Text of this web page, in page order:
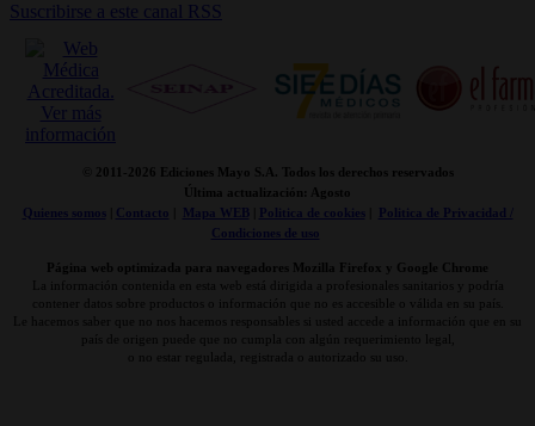
Suscribirse a este canal RSS
© 2011- 2026 Ediciones Mayo S.A. Todos los derechos reservados
Última actualización: Agosto
Quienes somos| Contacto Mapa WEB| Politica de cookies|
Politica de Privacidad /
Condiciones de uso
Página web optimizada para navegadores Mozilla Firefox y Google Chrome
La información contenida en esta web está dirigida a profesionales sanitarios y podría
contener datos sobre productos o información que no es accesible o válida en su país.
Le hacemos saber que no nos hacemos responsables si usted accede a información que en su
país de origen puede que no cumpla con algún requerimiento legal,
o no estar regulada, registrada o autorizado su uso.